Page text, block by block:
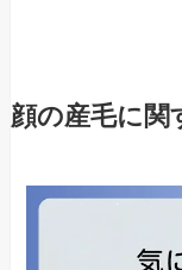
顔の産毛に関